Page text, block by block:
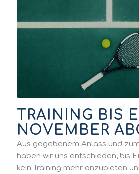
TRAINING BIS
NOVEMBER
Aus gegebenem Anlass und
haben wir uns entschieden, bis
kein Training mehr anzubieten